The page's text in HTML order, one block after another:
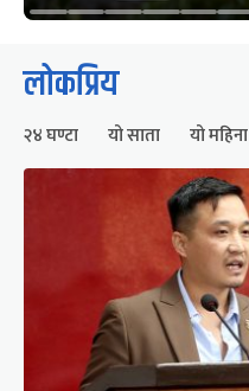
लोकप्रिय
२४ घण्टा यो साता यो महिना